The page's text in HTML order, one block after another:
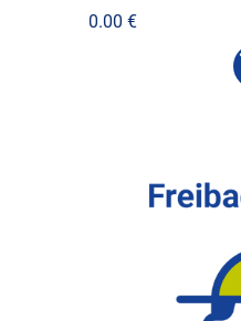
0.00 €